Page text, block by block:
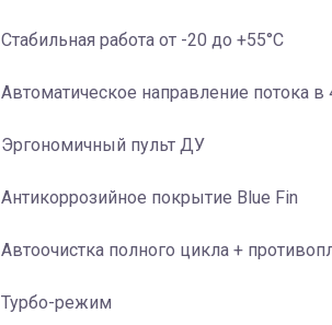
Стабильная работа от -20 до +55°C
Автоматическое направление потока в
Эргономичный пульт ДУ
Антикоррозийное покрытие Blue Fin
Автоочистка полного цикла +
Турбо-режим